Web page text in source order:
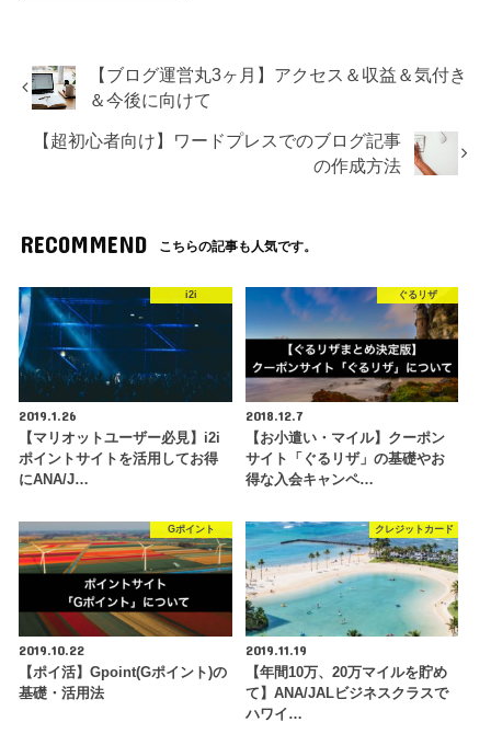
【ブログ運営丸3ヶ月】アクセス＆収益＆気付き
＆今後に向けて
【超初心者向け】ワードプレスでのブログ記事
の作成方法
RECOMMEND こちらの記事も人気です。
i2i
2019.1.26
【マリオットユーザー必見】i2i
ポイントサイトを活用してお得
にANA/J…
ぐるリザ
2018.12.7
【お小遣い・マイル】クーポン
サイト「ぐるリザ」の基礎やお
得な入会キャンペ…
Gポイント
2019.10.22
【ポイ活】Gpoint(Gポイント)の
基礎・活用法
クレジットカード
2019.11.19
【年間10万、20万マイルを貯め
て】ANA/JALビジネスクラスで
ハワイ…